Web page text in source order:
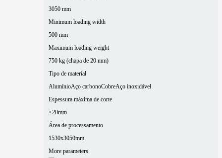
3050 mm
Minimum loading width
500 mm
Maximum loading weight
750 kg (chapa de 20 mm)
Tipo de material
AlumínioAço carbonoCobreAço inoxidável
Espessura máxima de corte
≤20mm
Área de processamento
1530x3050mm
More parameters